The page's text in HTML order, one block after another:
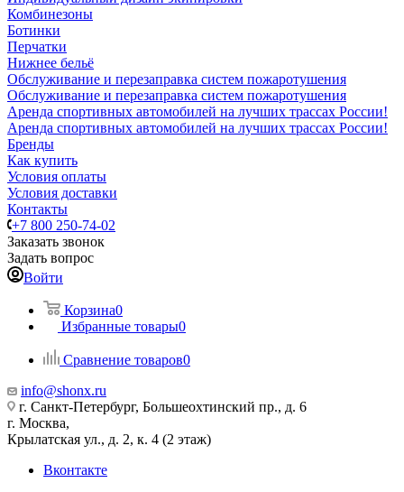
Комбинезоны
Ботинки
Перчатки
Нижнее бельё
Обслуживание и перезаправка систем пожаротушения
Обслуживание и перезаправка систем пожаротушения
Аренда спортивных автомобилей на лучших трассах России!
Аренда спортивных автомобилей на лучших трассах России!
Бренды
Как купить
Условия оплаты
Условия доставки
Контакты
+7 800 250-74-02
Заказать звонок
Задать вопрос
Войти
Корзина0
Избранные товары0
Сравнение товаров0
info@shonx.ru
г. Санкт-Петербург, Большеохтинский пр., д. 6
г. Москва,
Крылатская ул., д. 2, к. 4 (2 этаж)
Вконтакте